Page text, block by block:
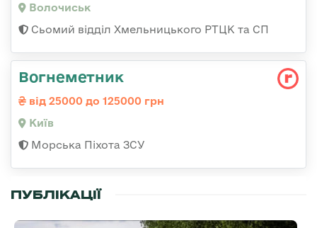
Волочиськ
Сьомий відділ Хмельницького РТЦК та СП
Вогнеметник
від 25000 до 125000 грн
Київ
Морська Піхота ЗСУ
ПУБЛІКАЦІЇ